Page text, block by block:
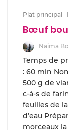
Plat principal
Bœuf
Naima
Temps de
: 60 min
500 g de
c-à-s de
feuilles de
d’eau
morceaux